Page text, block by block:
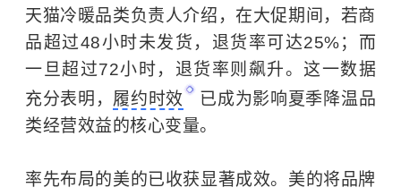
天猫冷暖品类负责人介绍，在大促期间，若商
品超过48小时未发货，退货率可达25%；而
一旦超过72小时，退货率则飙升。这一数据
充分表明， 履约时效
已成为影响夏季降温品
类经营效益的核心变量。
率先布局的美的已收获显著成效。美的将品牌